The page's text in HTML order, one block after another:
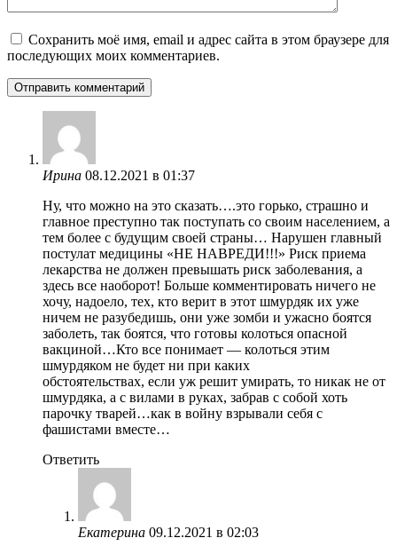
Сохранить моё имя, email и адрес сайта в этом браузере для
последующих моих комментариев.
Ирина 08.12.2021 в 01:37
Ну, что можно на это сказать….это горько, страшно и
главное преступно так поступать со своим населением, а
тем более с будущим своей страны… Нарушен главный
постулат медицины «НЕ НАВРЕДИ!!!» Риск приема
лекарства не должен превышать риск заболевания, а
здесь все наоборот! Больше комментировать ничего не
хочу, надоело, тех, кто верит в этот шмурдяк их уже
ничем не разубедишь, они уже зомби и ужасно боятся
заболеть, так боятся, что готовы колоться опасной
вакциной…Кто все понимает — колоться этим
шмурдяком не будет ни при каких
обстоятельствах, если уж решит умирать, то никак не от
шмурдяка, а с вилами в руках, забрав с собой хоть
парочку тварей…как в войну взрывали себя с
фашистами вместе…
Ответить
Екатерина 09.12.2021 в 02:03